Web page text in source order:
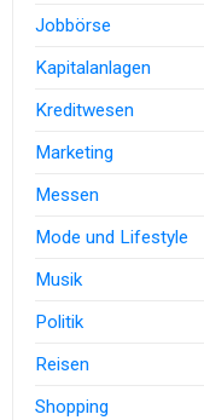
Jobbörse
Kapitalanlagen
Kreditwesen
Marketing
Messen
Mode und Lifestyle
Musik
Politik
Reisen
Shopping